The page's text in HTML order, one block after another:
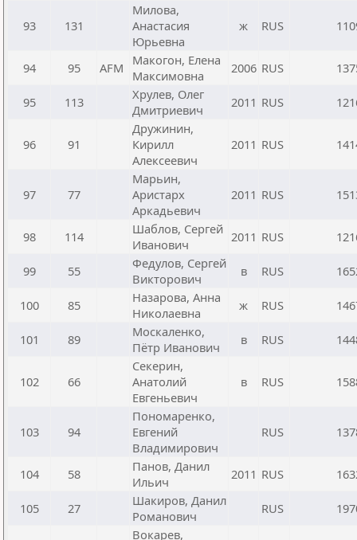
93 131
Милова,
Анастасия
Юрьевна
ж RUS
94 95 AFM
Макогон, Елена
Максимовна
2006 RUS
95 113
Хрулев, Олег
Дмитриевич
2011 RUS
96 91
Дружинин,
Кирилл
Алексеевич
2011 RUS
97 77
Марьин,
Аристарх
Аркадьевич
2011 RUS
98 114
Шаблов, Сергей
Иванович
2011 RUS
99 55
Федулов, Сергей
Викторович
в RUS
100 85
Назарова, Анна
Николаевна
ж RUS
101 89
Москаленко,
Пётр Иванович
в RUS
102 66
Секерин,
Анатолий
Евгеньевич
в RUS
103 94
Пономаренко,
Евгений
Владимирович
RUS
104 58
Панов, Данил
Ильич
2011 RUS
105 27
Шакиров, Данил
Романович
RUS
Вокарев,